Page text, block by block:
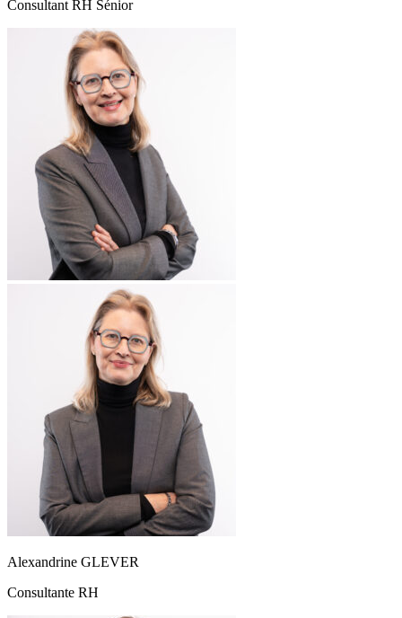
Consultant RH Sénior
Alexandrine GLEVER
Consultante RH